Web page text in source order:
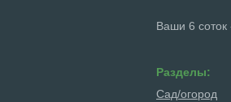
Ваши 6 соток
Разделы:
Сад/огород